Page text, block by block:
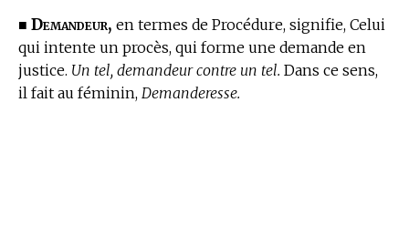
■ Demandeur, en termes de Procédure, signifie, Celui
qui intente un procès, qui forme une demande en
justice. Un tel, demandeur contre un tel. Dans ce sens,
il fait au féminin, Demanderesse.